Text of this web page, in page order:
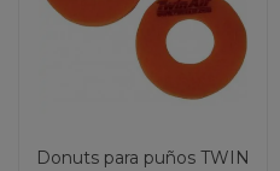
Donuts para puños TWIN